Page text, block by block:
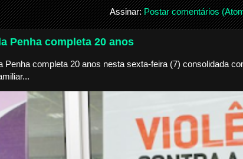
Assinar:Postar comentários
Penha completa 20 anos
Penha completa 20 anos nesta sexta-feira (7) consolidada